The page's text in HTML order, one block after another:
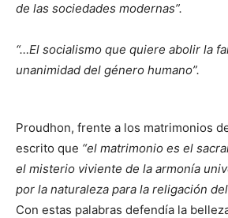
de las sociedades modernas”.
“…El socialismo que quiere abolir la
unanimidad del género humano”.
Proudhon, frente a los matrimonios
escrito que “el matrimonio es el
el misterio viviente de la armonía
por la naturaleza para la religación
Con estas palabras defendía la